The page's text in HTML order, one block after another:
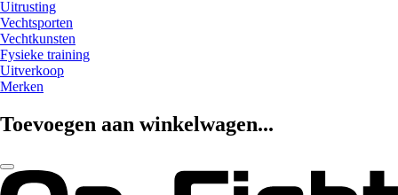
Uitrusting
Vechtsporten
Vechtkunsten
Fysieke training
Uitverkoop
Merken
Toevoegen aan winkelwagen...